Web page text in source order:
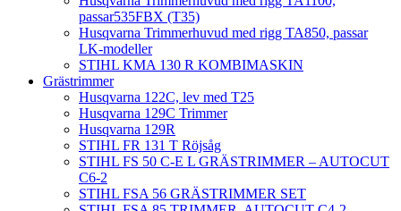
passar535FBX (T35)
Husqvarna Trimmerhuvud med rigg TA850, passar
LK-modeller
STIHL KMA 130 R KOMBIMASKIN
Grästrimmer
Husqvarna 122C, lev med T25
Husqvarna 129C Trimmer
Husqvarna 129R
STIHL FR 131 T Röjsåg
STIHL FS 50 C-E L GRÄSTRIMMER – AUTOCUT
C6-2
STIHL FSA 56 GRÄSTRIMMER SET